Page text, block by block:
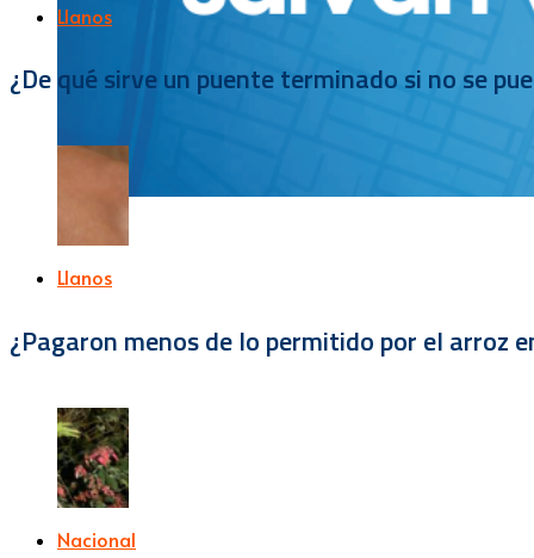
Llanos
¿De qué sirve un puente terminado si no se
Llanos
¿Pagaron menos de lo permitido por el arroz
Nacional